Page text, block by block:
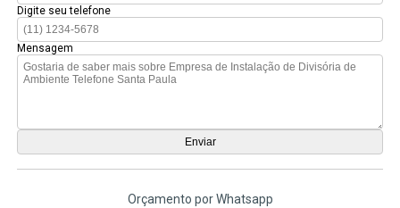
Digite seu telefone
Mensagem
Orçamento por Whatsapp